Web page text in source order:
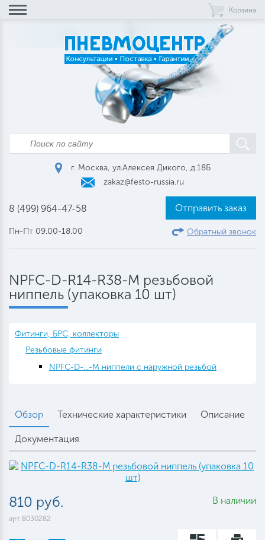
Корзина
г. Москва, ул.Алексея Дикого, д.18Б
zakaz@festo-russia.ru
8 (499) 964-47-58
Пн-Пт 09.00-18.00
Отправить заказ
Обратный звонок
NPFC-D-R14-R38-M резьбовой
ниппель (упаковка 10 шт)
Фитинги, БРС, коллекторы
Резьбовые фитинги
NPFC-D-...-M ниппели с наружной резьбой
Обзор Технические характеристики Описание
Документация
810 руб.
арт.8030282
В наличии